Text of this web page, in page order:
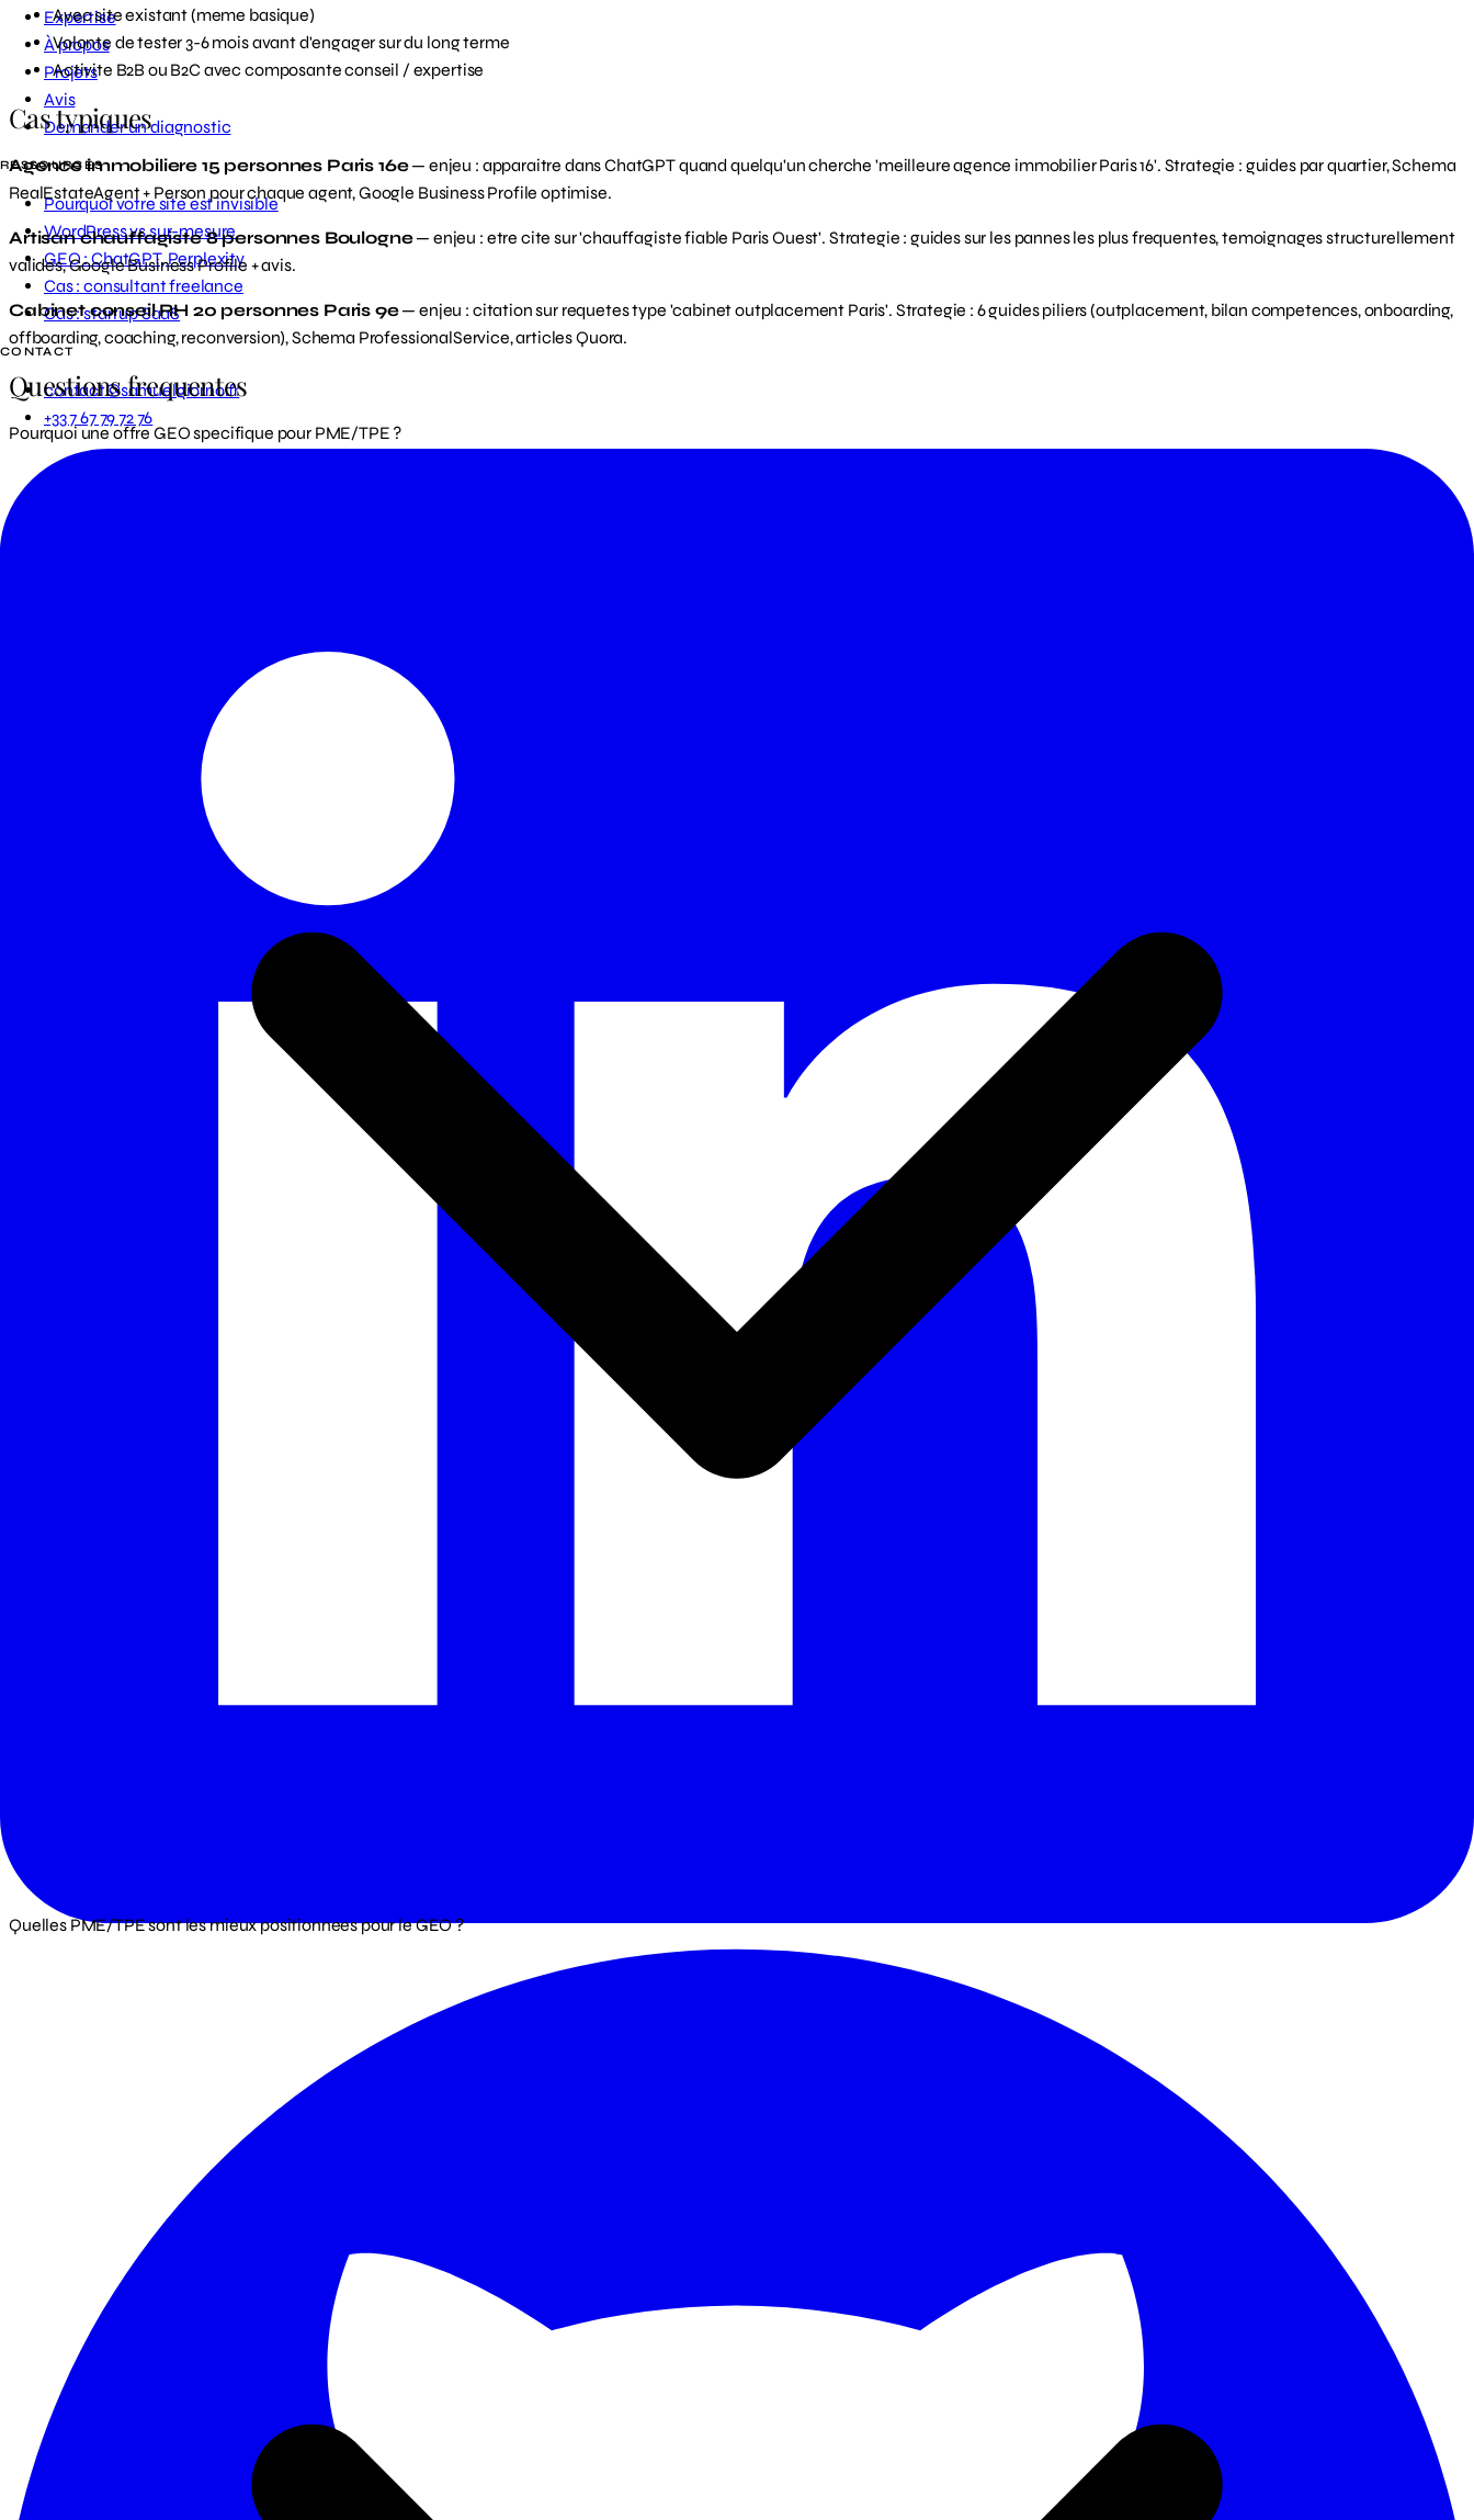
Avec site existant (meme basique)
Volonte de tester 3-6 mois avant d'engager sur du long terme
Activite B2B ou B2C avec composante conseil / expertise
Cas typiques
Agence immobiliere 15 personnes Paris 16e— enjeu : apparaitre dans ChatGPT quand quelqu'un cherche 'meilleure agence immobilier Paris 16'. Strategie : guides par quartier, Schema
RealEstateAgent + Person pour chaque agent, Google Business Profile optimise.
Artisan chauffagiste 8 personnes Boulogne— enjeu : etre cite sur 'chauffagiste fiable Paris Ouest'. Strategie : guides sur les pannes les plus frequentes, temoignages structurellement
valides, Google Business Profile + avis.
Cabinet conseil RH 20 personnes Paris 9e— enjeu : citation sur requetes type 'cabinet outplacement Paris'. Strategie : 6 guides piliers (outplacement, bilan competences, onboarding,
offboarding, coaching, reconversion), Schema ProfessionalService, articles Quora.
Questions frequentes
Pourquoi une offre GEO specifique pour PME/TPE ?
Quelles PME/TPE sont les mieux positionnees pour le GEO ?
Expertise
À propos
Projets
Avis
Demander un diagnostic
RESSOURCES
Pourquoi votre site est invisible
WordPress vs sur-mesure
GEO : ChatGPT, Perplexity
Cas : consultant freelance
Cas : startup SaaS
CONTACT
contact@samuelgiorno.fr
+33 7 67 79 72 76